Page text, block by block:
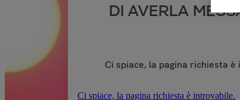
DI AVERLA
Ci spiace, la pagina richiesta è
Ci spiace, la pagina richiesta è introvabile.